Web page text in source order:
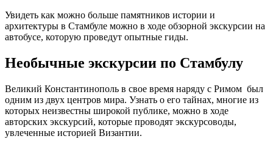
Увидеть как можно больше памятников истории и
архитектуры в Стамбуле можно в ходе обзорной экскурсии на
автобусе, которую проведут опытные гиды.
Необычные экскурсии по Стамбулу
Великий Константинополь в свое время наряду с Римом был
одним из двух центров мира. Узнать о его тайнах, многие из
которых неизвестны широкой публике, можно в ходе
авторских экскурсий, которые проводят экскурсоводы,
увлеченные историей Византии.